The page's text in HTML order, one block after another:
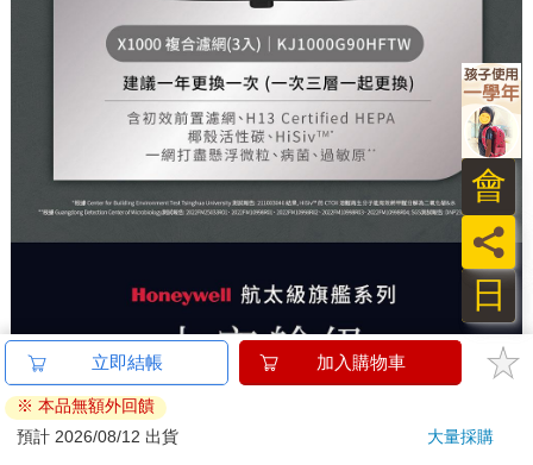
立即結帳 加入購物車
※ 本品無額外回饋
預計 2026/08/12 出貨
大量採購